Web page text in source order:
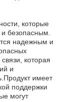
которые
безопасным.
надежным и
которая
и
имеет
поддержки
могут